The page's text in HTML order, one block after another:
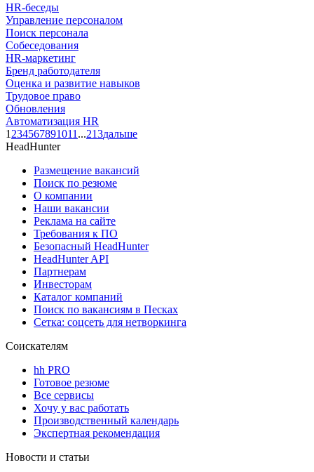
HR-беседы
Управление персоналом
Поиск персонала
Собеседования
HR-маркетинг
Бренд работодателя
Оценка и развитие навыков
Трудовое право
Обновления
Автоматизация HR
1 234567891011 ...213дальше
HeadHunter
Размещение вакансий
Поиск по резюме
О компании
Наши вакансии
Реклама на сайте
Требования к ПО
Безопасный HeadHunter
HeadHunter API
Партнерам
Инвесторам
Каталог компаний
Поиск по вакансиям в Песках
Сетка: соцсеть для нетворкинга
Соискателям
hh PRO
Готовое резюме
Все сервисы
Хочу у вас работать
Производственный календарь
Экспертная рекомендация
Новости и статьи